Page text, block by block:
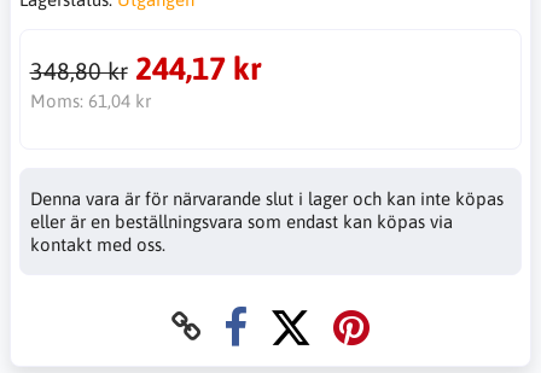
348,80 kr 244,17 kr
Moms: 61,04 kr
Denna vara är för närvarande slut i lager och kan inte köpas
eller är en beställningsvara som endast kan köpas via
kontakt med oss.